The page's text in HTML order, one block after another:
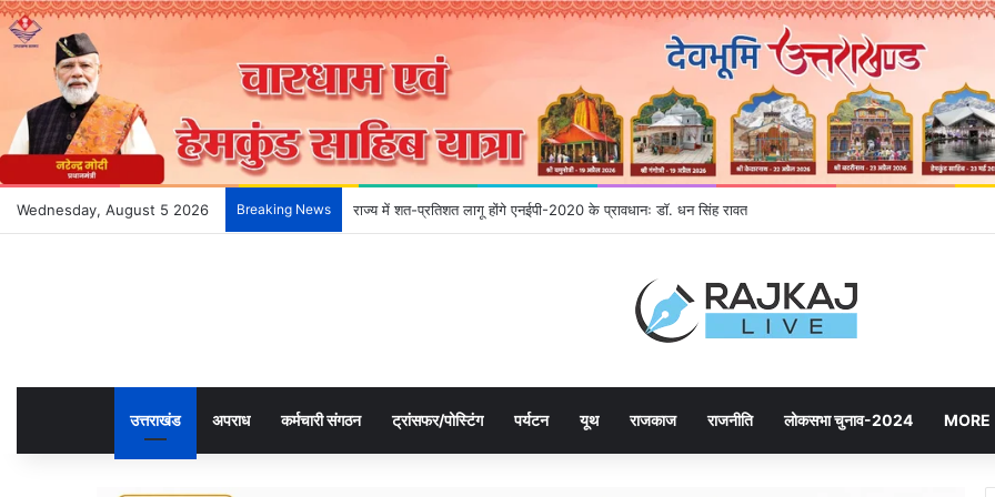
Wednesday, August 5 2026 Breaking News राज्य में शत-प्रतिशत लागू होंगे एनईपी-2020 के प्रावधानः डाॅ. धन सिंह रावत
उत्तराखंड अपराध कर्मचारी संगठन ट्रांसफर/पोस्टिंग पर्यटन यूथ राजकाज राजनीति लोकसभा चुनाव-2024 MORE